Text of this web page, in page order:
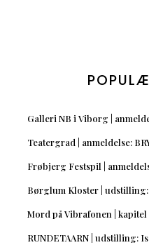
Galleri NB i Viborg |
Teatergrad | anmeldelse:
Frøbjerg Festspil |
Børglum Kloster |
Mord på Vibrafonen |
RUNDETAARN | udstilling: